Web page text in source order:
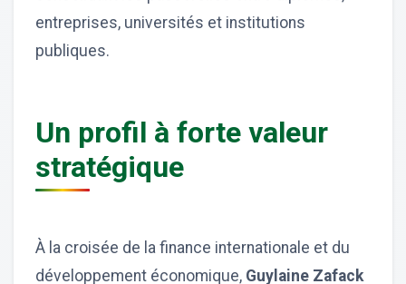
entreprises, universités et institutions
publiques.
Un profil à forte valeur
stratégique
À la croisée de la finance internationale et du
développement économique, Guylaine Zafack